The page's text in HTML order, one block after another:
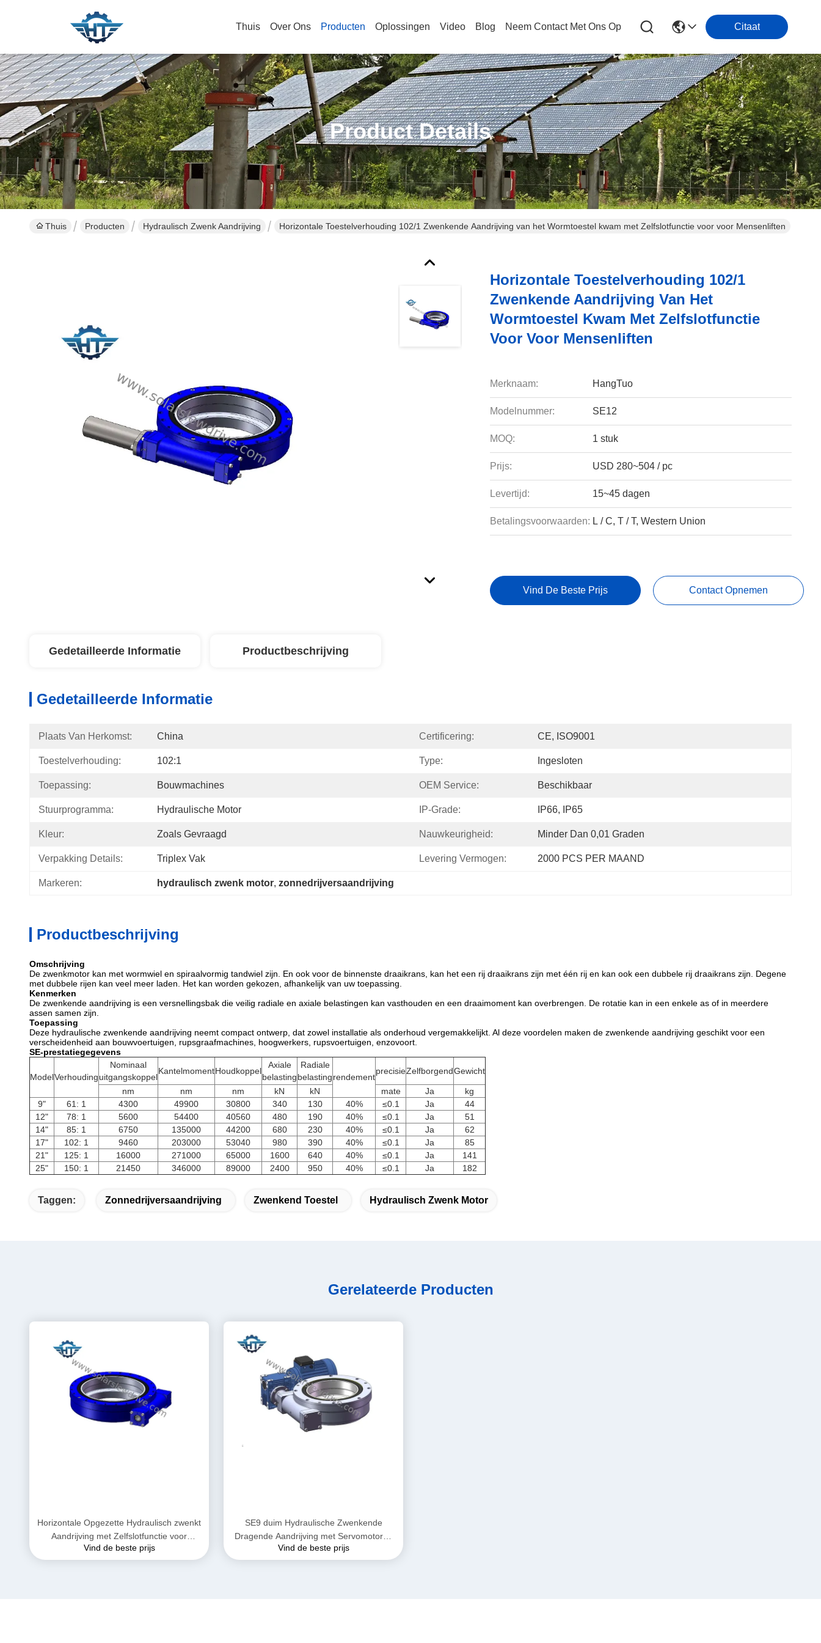
Thuis Over Ons Producten Oplossingen Video Blog Neem Contact Met Ons Op Citaat
Product Details
Thuis Producten Hydraulisch Zwenk Aandrijving Horizontale Toestelverhouding 102/1 Zwenkende Aandrijving van het Wormtoestel kwam met Zelfslotfunctie voor voor Mensenliften
Horizontale Toestelverhouding 102/1
Zwenkende Aandrijving Van Het
Wormtoestel Kwam Met Zelfslotfunctie
Voor Voor Mensenliften
Merknaam: HangTuo
Modelnummer: SE12
MOQ: 1 stuk
Prijs: USD 280~504 / pc
Levertijd: 15~45 dagen
Betalingsvoorwaarden: L / C, T / T, Western Union
Vind De Beste Prijs Contact Opnemen
Gedetailleerde Informatie Productbeschrijving
Gedetailleerde Informatie
Plaats Van Herkomst: China Certificering: CE, ISO9001
Toestelverhouding: 102:1 Type: Ingesloten
Toepassing: Bouwmachines OEM Service: Beschikbaar
Stuurprogramma: Hydraulische Motor IP-Grade: IP66, IP65
Kleur: Zoals Gevraagd Nauwkeurigheid: Minder Dan 0,01 Graden
Verpakking Details: Triplex Vak Levering Vermogen: 2000 PCS PER MAAND
Markeren: hydraulisch zwenk motor, zonnedrijversaandrijving
Productbeschrijving
Omschrijving
De zwenkmotor kan met wormwiel en spiraalvormig tandwiel zijn. En ook voor de binnenste draaikrans, kan het een rij draaikrans zijn met één rij en kan ook een dubbele rij draaikrans zijn. Degene
met dubbele rijen kan veel meer laden. Het kan worden gekozen, afhankelijk van uw toepassing.
Kenmerken
De zwenkende aandrijving is een versnellingsbak die veilig radiale en axiale belastingen kan vasthouden en een draaimoment kan overbrengen. De rotatie kan in een enkele as of in meerdere
assen samen zijn.
Toepassing
Deze hydraulische zwenkende aandrijving neemt compact ontwerp, dat zowel installatie als onderhoud vergemakkelijkt. Al deze voordelen maken de zwenkende aandrijving geschikt voor een
verscheidenheid aan bouwvoertuigen, rupsgraafmachines, hoogwerkers, rupsvoertuigen, enzovoort.
SE-prestatiegegevens
ModelVerhouding
Nominaal
uitgangskoppel
KantelmomentHoudkoppel
Axiale
belasting
Radiale
belastingrendement
precisieZelfborgendGewicht
nm nm nm kN kN mate Ja
kg
9"
61: 1 4300 49900 30800 340 130 40% ≤0.1 Ja
44
12"
78: 1 5600 54400 40560 480 190 40% ≤0.1 Ja
51
14"
85: 1 6750 135000 44200 680 230 40% ≤0.1 Ja
62
17"
102: 1 9460 203000 53040 980 390 40% ≤0.1 Ja
85
21"
125: 1 16000 271000 65000 1600 640 40% ≤0.1 Ja
141
25"
150: 1 21450 346000 89000 2400 950 40% ≤0.1 Ja 182
Taggen: Zonnedrijversaandrijving Zwenkend Toestel Hydraulisch Zwenk Motor
Gerelateerde Producten
Horizontale Opgezette Hydraulisch zwenkt
Aandrijving met Zelfslotfunctie voor
Autokraan
Vind de beste prijs
SE9 duim Hydraulische Zwenkende
Dragende Aandrijving met Servomotoren
voor Kranen
Vind de beste prijs